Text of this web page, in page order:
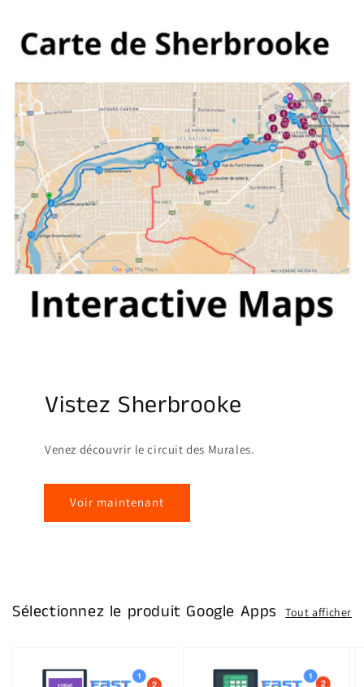
Vistez Sherbrooke
Venez découvrir le circuit des Murales.
Voir maintenant
Sélectionnez le produit Google Apps Tout afficher